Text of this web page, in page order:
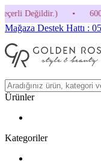
600 TL ve Üzeri
Mağaza Destek Hattı :
Ürünler
Kategoriler